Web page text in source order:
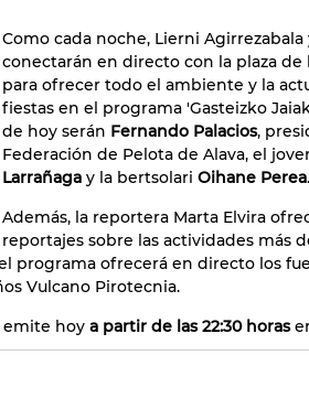
Como cada noche, Lierni Agirrezabala
conectarán en directo con la plaza
para ofrecer todo el ambiente y la
fiestas en el programa 'Gasteizko
de hoy serán Fernando Palacios,
Federación de Pelota de Alava, el
Larrañaga y la bertsolari Oihane Perea.
Además, la reportera Marta Elvira
reportajes sobre las actividades más
programa ofrecerá en directo los
Vulcano Pirotecnia.
emite hoy a partir de las 22:30 horas